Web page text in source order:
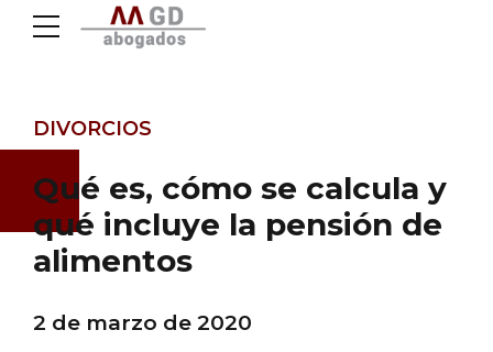
DIVORCIOS
Qué es, cómo se calcula y
qué incluye la pensión de
alimentos
2 de marzo de 2020